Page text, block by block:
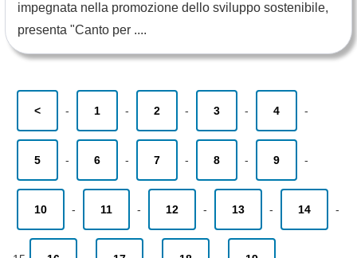
impegnata nella promozione dello sviluppo sostenibile,
presenta "Canto per ....
< - 1 - 2 - 3 - 4 -
5 - 6 - 7 - 8 - 9 -
10 - 11 - 12 - 13 - 14 -